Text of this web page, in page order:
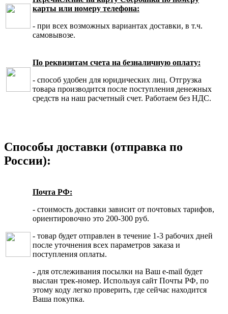
карты или номеру телефона:
- при всех возможных вариантах доставки, в т.ч.
самовывозе.
По реквизитам счета на безналичную оплату:
- способ удобен для юридических лиц. Отгрузка
товара производится после поступления денежных
средств на наш расчетный счет. Работаем без НДС.
Способы доставки (отправка по
России):
Почта РФ:
- стоимость доставки зависит от почтовых тарифов,
ориентировочно это 200-300 руб.
- товар будет отправлен в течение 1-3 рабочих дней
после уточнения всех параметров заказа и
поступления оплаты.
- для отслеживания посылки на Ваш e-mail будет
выслан трек-номер. Используя сайт Почты РФ, по
этому коду легко проверить, где сейчас находится
Ваша покупка.